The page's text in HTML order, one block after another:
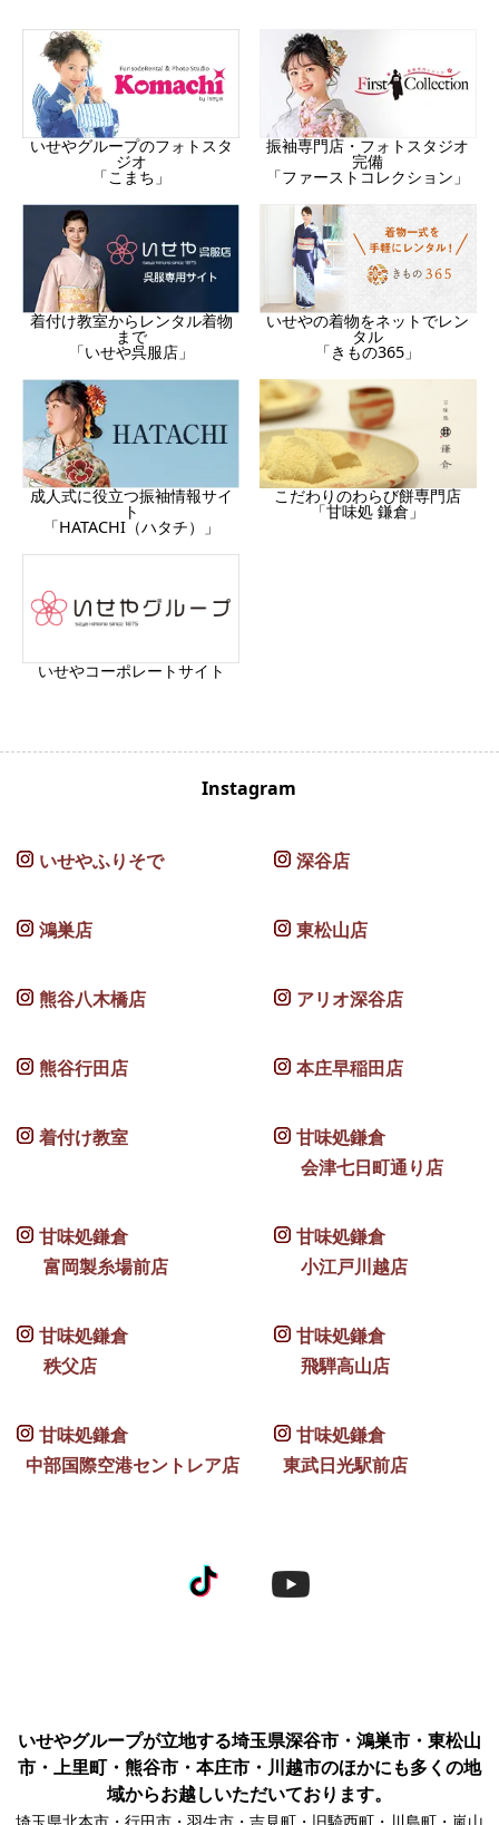
いせやグループのフォトスタ
ジオ
「こまち」
振袖専門店・フォトスタジオ
完備
「ファーストコレクション」
着付け教室からレンタル着物
まで
「いせや呉服店」
いせやの着物をネットでレン
タル
「きもの365」
成人式に役立つ振袖情報サイ
ト
「HATACHI（ハタチ）」
こだわりのわらび餅専門店
「甘味処 鎌倉」
いせやコーポレートサイト
Instagram
いせやふりそで 深谷店
鴻巣店 東松山店
熊谷八木橋店 アリオ深谷店
熊谷行田店 本庄早稲田店
着付け教室
甘味処鎌倉
会津七日町通り店
甘味処鎌倉
富岡製糸場前店
甘味処鎌倉
小江戸川越店
甘味処鎌倉
秩父店
甘味処鎌倉
飛騨高山店
甘味処鎌倉
中部国際空港セントレア店
甘味処鎌倉
東武日光駅前店
いせやグループが立地する埼玉県深谷市・鴻巣市・東松山
市・上里町・熊谷市・本庄市・川越市のほかにも多くの地
域からお越しいただいております。
埼玉県北本市・行田市・羽生市・吉見町・旧騎西町・川島町・嵐山